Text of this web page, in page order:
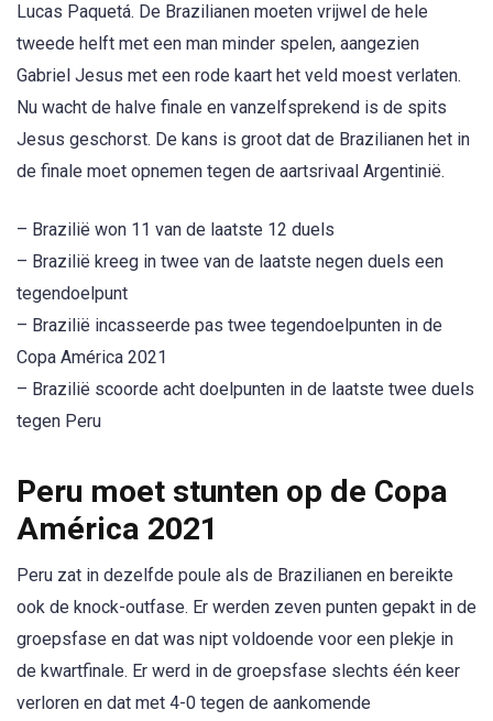
Lucas Paquetá. De Brazilianen moeten vrijwel de hele
tweede helft met een man minder spelen, aangezien
Gabriel Jesus met een rode kaart het veld moest verlaten.
Nu wacht de halve finale en vanzelfsprekend is de spits
Jesus geschorst. De kans is groot dat de Brazilianen het in
de finale moet opnemen tegen de aartsrivaal Argentinië.
– Brazilië won 11 van de laatste 12 duels
– Brazilië kreeg in twee van de laatste negen duels een
tegendoelpunt
– Brazilië incasseerde pas twee tegendoelpunten in de
Copa América 2021
– Brazilië scoorde acht doelpunten in de laatste twee duels
tegen Peru
Peru moet stunten op de Copa
América 2021
Peru zat in dezelfde poule als de Brazilianen en bereikte
ook de knock-outfase. Er werden zeven punten gepakt in de
groepsfase en dat was nipt voldoende voor een plekje in
de kwartfinale. Er werd in de groepsfase slechts één keer
verloren en dat met 4-0 tegen de aankomende